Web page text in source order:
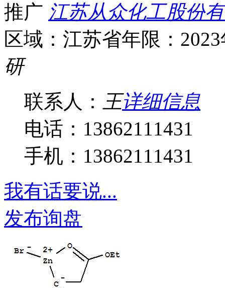
推广 江苏从众化工股份
区域：江苏省年限：
研
联系人： 王详细信息
电话：13862111431
手机：13862111431
我有话要说...
发布询盘